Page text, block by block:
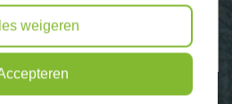
beoordelen ons met een 9.3
weigeren